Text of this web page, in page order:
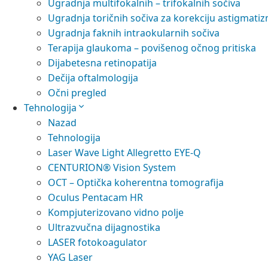
Ugradnja multifokalnih – trifokalnih sočiva
Ugradnja toričnih sočiva za korekciju
Ugradnja faknih intraokularnih sočiva
Terapija glaukoma – povišenog očnog pritiska
Dijabetesna retinopatija
Dečija oftalmologija
Očni pregled
Tehnologija
Nazad
Tehnologija
Laser Wave Light Allegretto EYE-Q
CENTURION® Vision System
OCT – Optička koherentna tomografija
Oculus Pentacam HR
Kompjuterizovano vidno polje
Ultrazvučna dijagnostika
LASER fotokoagulator
YAG Laser